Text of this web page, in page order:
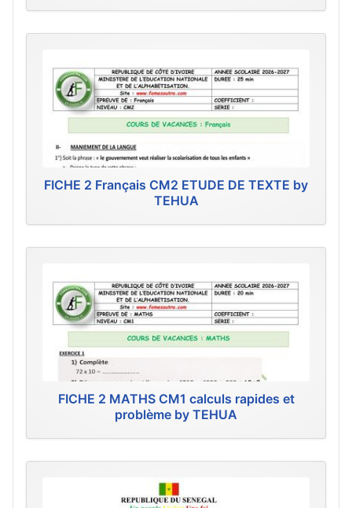
FICHE 2 Français CM2 ETUDE DE TEXTE by
TEHUA
FICHE 2 MATHS CM1 calculs rapides et
problème by TEHUA